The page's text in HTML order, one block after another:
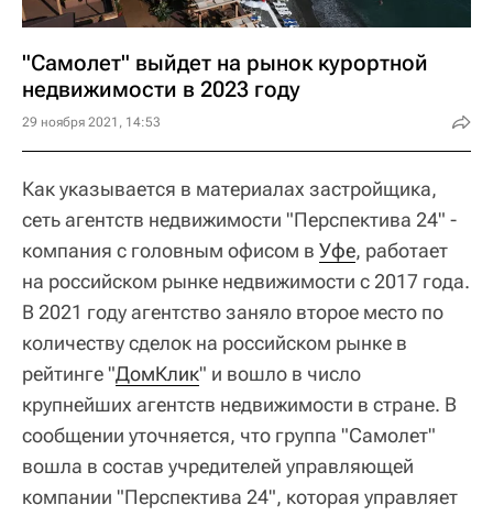
"Самолет" выйдет на рынок курортной
недвижимости в 2023 году
29 ноября 2021, 14:53
Как указывается в материалах застройщика,
сеть агентств недвижимости "Перспектива 24" -
компания с головным офисом в Уфе, работает
на российском рынке недвижимости с 2017 года.
В 2021 году агентство заняло второе место по
количеству сделок на российском рынке в
рейтинге "ДомКлик" и вошло в число
крупнейших агентств недвижимости в стране. В
сообщении уточняется, что группа "Самолет"
вошла в состав учредителей управляющей
компании "Перспектива 24", которая управляет